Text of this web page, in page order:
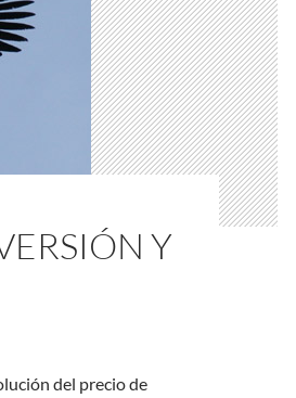
Y
del precio de